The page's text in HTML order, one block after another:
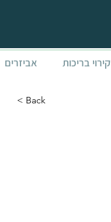
קירוי בריכות אביזרים
< Back